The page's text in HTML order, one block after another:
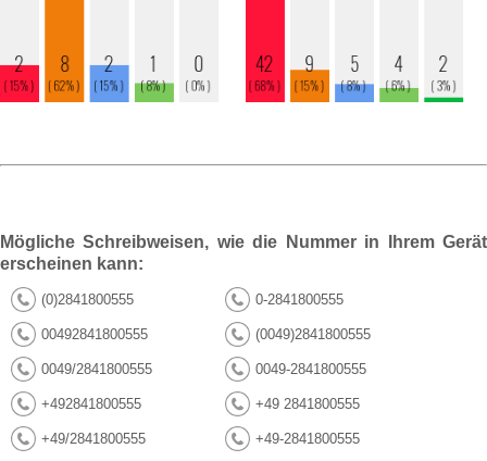
Mögliche Schreibweisen, wie die Nummer in Ihrem Gerät
erscheinen kann:
(0)2841800555 0-2841800555
00492841800555 (0049)2841800555
0049/2841800555 0049-2841800555
+492841800555 +49 2841800555
+49/2841800555 +49-2841800555